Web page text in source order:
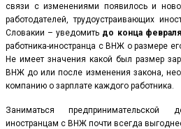
связи с изменениями появилось и
работодателей, трудоустраивающих
Словакии – уведомить до конца февраля
работника-иностранца с ВНЖ о размере
Не имеет значения какой был размер
ВНЖ до или после изменения закона,
компанию о зарплате каждого работника.
Заниматься предпринимательской
иностранцам с ВНЖ почти всегда